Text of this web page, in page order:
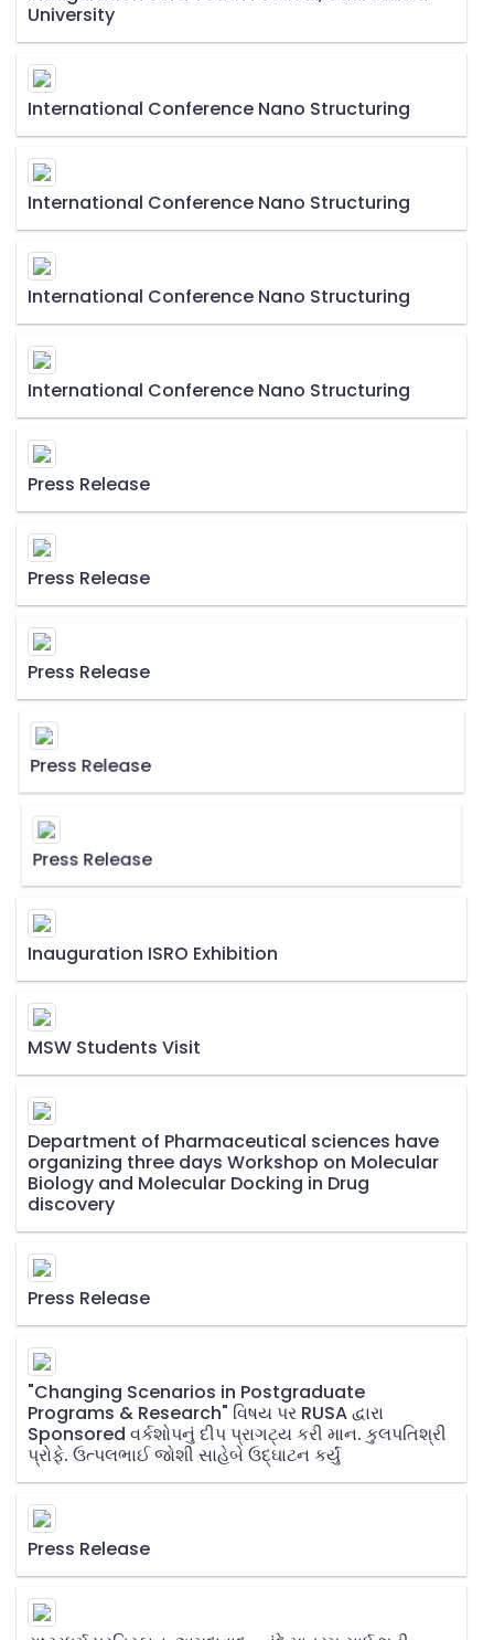
University
International Conference Nano Structuring
International Conference Nano Structuring
International Conference Nano Structuring
International Conference Nano Structuring
Press Release
Press Release
Press Release
Press Release
Press Release
Inauguration ISRO Exhibition
MSW Students Visit
Department of Pharmaceutical sciences have
organizing three days Workshop on Molecular
Biology and Molecular Docking in Drug
discovery
Press Release
"Changing Scenarios in Postgraduate
Programs & Research" વિષય પર RUSA દ્વારા
Sponsored વર્કશોપનું દીપ પ્રાગટ્ય કરી માન. કુલપતિશ્રી
પ્રોફે. ઉત્પલભાઈ જોશી સાહેબે ઉદ્ઘાટન કર્યું
Press Release